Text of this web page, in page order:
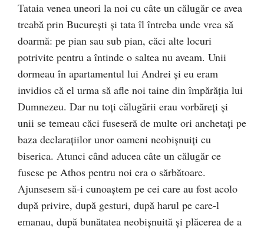
Tataia venea uneori la noi cu câte un călugăr ce avea
treabă prin Bucureşti şi tata îl întreba unde vrea să
doarmă: pe pian sau sub pian, căci alte locuri
potrivite pentru a întinde o saltea nu aveam. Unii
dormeau în apartamentul lui Andrei şi eu eram
invidios că el urma să afle noi taine din împărăţia lui
Dumnezeu. Dar nu toţi călugării erau vorbăreţi şi
unii se temeau căci fuseseră de multe ori anchetaţi pe
baza declaraţiilor unor oameni neobişnuiţi cu
biserica. Atunci când aducea câte un călugăr ce
fusese pe Athos pentru noi era o sărbătoare.
Ajunsesem să-i cunoaştem pe cei care au fost acolo
după privire, după gesturi, după harul pe care-l
emanau, după bunătatea neobişnuită şi plăcerea de a